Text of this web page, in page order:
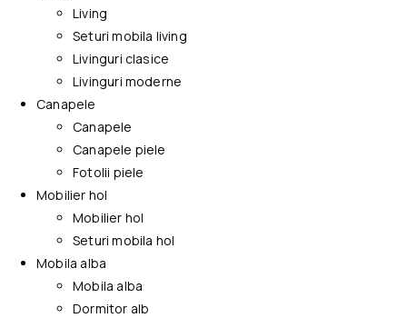
Living
Seturi mobila living
Livinguri clasice
Livinguri moderne
Canapele
Canapele
Canapele piele
Fotolii piele
Mobilier hol
Mobilier hol
Seturi mobila hol
Mobila alba
Mobila alba
Dormitor alb